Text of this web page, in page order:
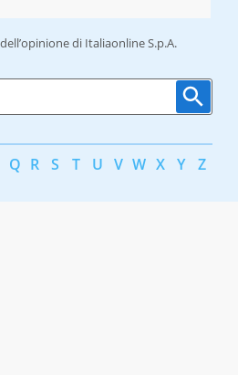
di Italiaonline S.p.A.
Q R S T U V W X Y Z